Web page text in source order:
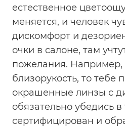
естественное
меняется, и человек
дискомфорт и
очки в салоне, там
пожелания. Например,
близорукость, то тебе
окрашенные линзы с
обязательно убедись в
сертифицирован и